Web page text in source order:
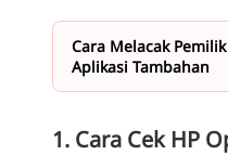
Cara Melacak
Aplikasi Tambahan
1. Cara Cek HP